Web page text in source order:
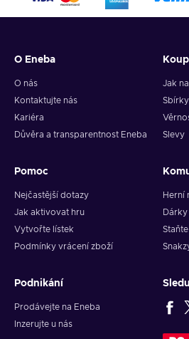
O Eneba
O nás
Kontaktujte nás
Kariéra
Důvěra a transparentnost Eneba
Jak
Sbírky
Slevy
Pomoc
Nejčastější dotazy
Jak aktivovat hru
Vytvořte lístek
Podmínky vrácení zboží
Herní
Dárky
Podnikání
Prodávejte na Eneba
Inzerujte u nás